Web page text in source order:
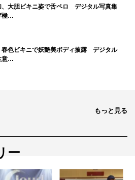
、大胆ビキニ姿で舌ペロ デジタル写真集
極…
春色ビキニで妖艶美ボディ披露 デジタル
意…
もっと見る
ー